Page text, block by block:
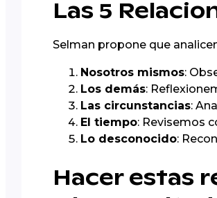
Las 5
Selman propone que
Nosotros mismos:
Los demás:
Las circunstancias:
El tiempo: Revisemos
Lo desconocido:
Hacer estas